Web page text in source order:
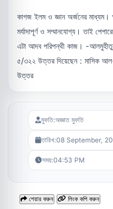
কাগজ ইলম ও জ্ঞান অর্জনের
মর্যাদাপূর্ণ ও সম্মানযোগ্য। তাই
এটা আদব পরিপন্থী কাজ। -আলমুহীতুল
৫/৩২২ উত্তর দিয়েছেন : মাসিক
উত্তর
মুফতি:অজ্ঞাত মুফতি
তারিখ:08 September,
সময়:04:53 PM
শেয়ার করুন লিংক কপি করুন